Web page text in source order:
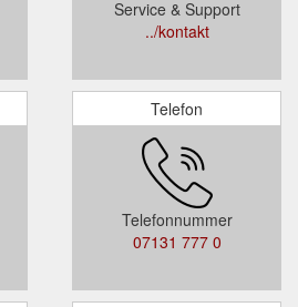
Service & Support
../kontakt
Telefon
Telefonnummer
07131 777 0